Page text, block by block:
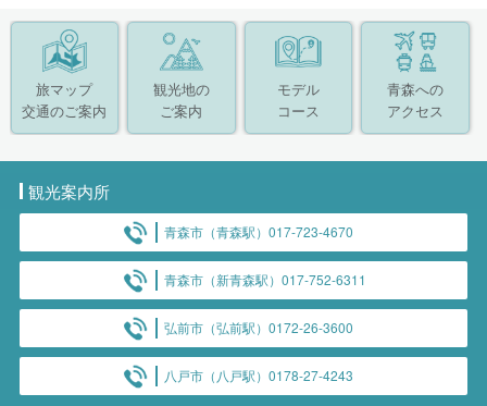
旅マップ
交通のご案内
観光地の
ご案内
モデル
コース
青森への
アクセス
観光案内所
青森市（青森駅）017-723-4670
青森市（新青森駅）017-752-6311
弘前市（弘前駅）0172-26-3600
八戸市（八戸駅）0178-27-4243